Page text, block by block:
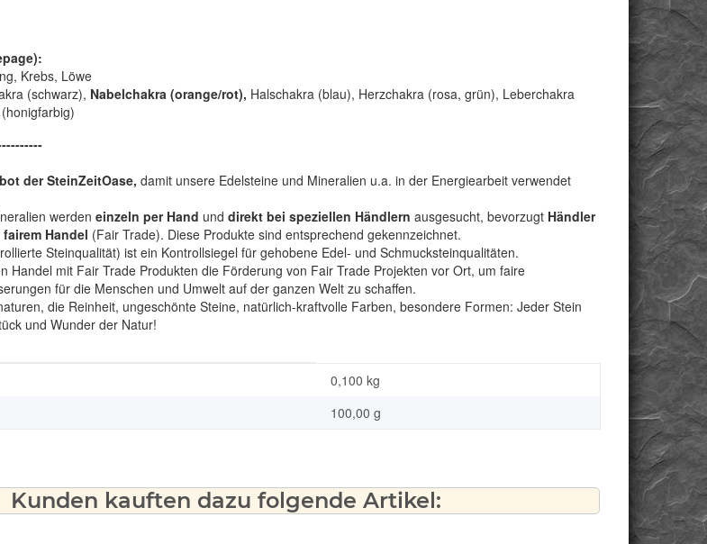
Krebs, Löwe
(schwarz), Nabelchakra (orange/rot), Halschakra (blau), Herzchakra (rosa, grün), Leberchakra
der SteinZeitOase, damit unsere Edelsteine und Mineralien u.a. in der Energiearbeit verwendet
werden einzeln per Hand und direkt bei speziellen Händlern ausgesucht, bevorzugt Händler
Handel (Fair Trade). Diese Produkte sind entsprechend gekennzeichnet.
Steinqualität) ist ein Kontrollsiegel für gehobene Edel- und Schmucksteinqualitäten.
Handel mit Fair Trade Produkten die Förderung von Fair Trade Projekten vor Ort, um faire
für die Menschen und Umwelt auf der ganzen Welt zu schaffen.
die Reinheit, ungeschönte Steine, natürlich-kraftvolle Farben, besondere Formen: Jeder Stein
und Wunder der Natur!
0,100 kg
100,00 g
Kunden kauften dazu folgende Artikel: